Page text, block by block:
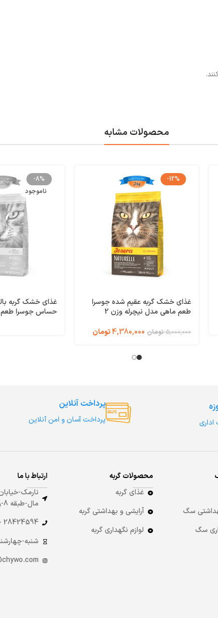
محصولات مشابه
-12%
غذای خشک گربه عقیم شده جوسرا
طعم ماهی مدل نیچرله وزن 2
5,000,000 تومان 4,380,000تومان
-8%
ناموجود
غذای خشک گربه
حساس جوسرا
پرداخت آنلاین
پرداخت آسان و امن آنلاین
سگ
سگ
محصولات گربه
غذای گربه
آرایشی و بهداشتی گربه
لوازم نگهداری گربه
ارتباط با ما
نارمک-
مال-طبقه 8-واحد 807
28424594 -021
شنبه-چهارشنبه: 9 الی 17 پنجشنبه: